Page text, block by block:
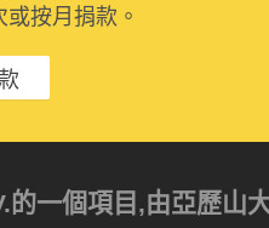
按月捐款。
個項目,由亞歷山大